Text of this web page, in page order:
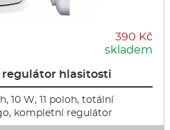
390 Kč
skladem
regulátor hlasitosti
10 W, 11 poloh, totální
kompletní regulátor